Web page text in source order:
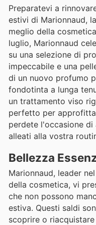
Preparatevi a
estivi di Marionnaud,
meglio della
luglio, Marionnaud
su una selezione di
impeccabile e una
di un nuovo profumo
fondotinta a lunga
un trattamento viso
perfetto per
perdete l'occasione
alleati alla vostra
Bellezza
Marionnaud, leader
della cosmetica, vi
che non possono
estiva. Questi saldi
scoprire o